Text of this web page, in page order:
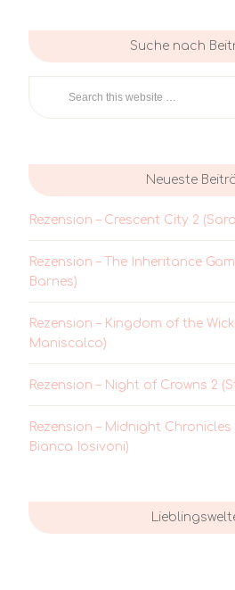
Suche nach
Neueste
Rezension – Crescent City 2
Rezension – The Inheritance
Barnes)
Rezension – Kingdom of the
Maniscalco)
Rezension – Night of Crowns 2
Rezension – Midnight
Bianca Iosivoni)